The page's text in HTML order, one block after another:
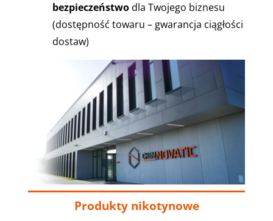
bezpieczeństwodla Twojego biznesu
(dostępność towaru – gwarancja ciągłości
dostaw)
Produkty nikotynowe